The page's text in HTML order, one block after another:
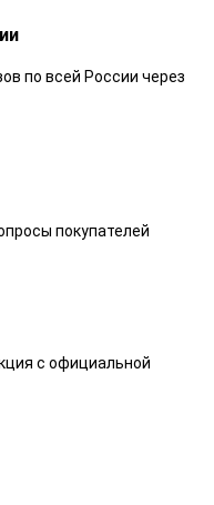
по всей России через
покупателей
с официальной